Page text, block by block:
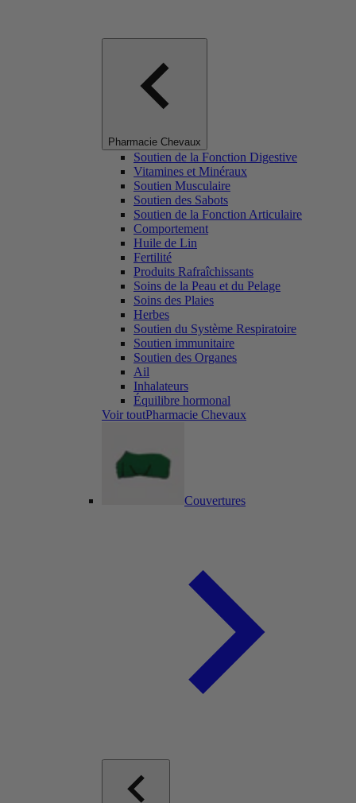
Pharmacie Chevaux
Soutien de la Fonction Digestive
Vitamines et Minéraux
Soutien Musculaire
Soutien des Sabots
Soutien de la Fonction Articulaire
Comportement
Huile de Lin
Fertilité
Produits Rafraîchissants
Soins de la Peau et du Pelage
Soins des Plaies
Herbes
Soutien du Système Respiratoire
Soutien immunitaire
Soutien des Organes
Ail
Inhalateurs
Équilibre hormonal
Voir toutPharmacie Chevaux
Couvertures